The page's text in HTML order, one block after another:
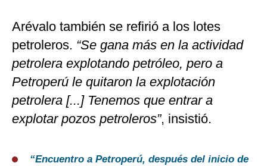
Arévalo también se refirió a los lotes
petroleros. “Se gana más en la actividad
petrolera explotando petróleo, pero a
Petroperú le quitaron la explotación
petrolera [...] Tenemos que entrar a
explotar pozos petroleros”, insistió.
“Encuentro a Petroperú, después del inicio de